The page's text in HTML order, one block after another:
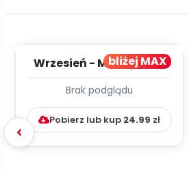
bliżej MAX
Wrzesień - MIESIĘCZNY
WYCHOWAWCZO –
DYDAKTYC...
Brak podglądu
Pobierz lub kup 24.99 zł